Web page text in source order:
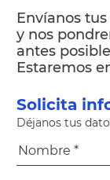
Envíanos
y nos
antes
Estaremos
Solicita
Déjanos tus